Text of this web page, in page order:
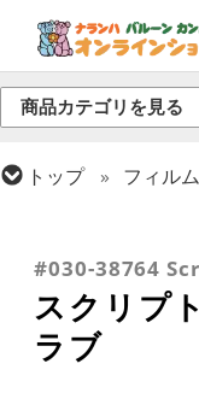
商品カテゴリを見る
トップ フィルム
#030-38764
スクリプ
ラブ